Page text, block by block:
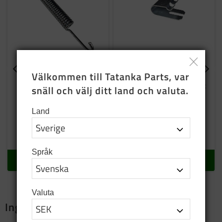
Returfjäder till
handbroms
Återför handbromsen till
40SEK
I lager
KÖP
Låsfjäder
Fjäder som håller en del i låst
läge
I lager
KÖP
Ingår i
Välkommen till Tatanka Parts, var
snäll och välj ditt land och valuta.
Land
Språk
Valuta